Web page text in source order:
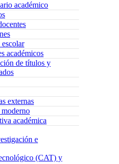
académico
escolar
académicos
de títulos y
externas
académica
e
(CAT) y